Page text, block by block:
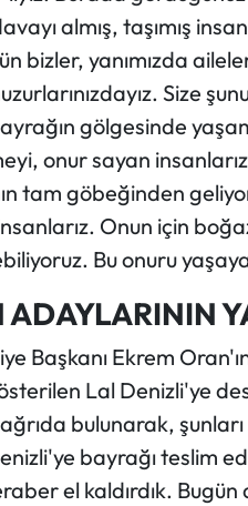
almış, taşımış
bizler, yanımızda
Size
gölgesinde
onur sayan
tam göbeğinden
Onun için
Bu onuru
ADAYLARININ
Başkanı Ekrem
Lal Denizli'ye
bulunarak,
bayrağı teslim
el kaldırdık.